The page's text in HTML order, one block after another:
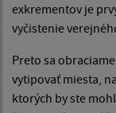
exkrementov je
vyčistenie
Preto sa
vytipovať miesta,
ktorých by ste